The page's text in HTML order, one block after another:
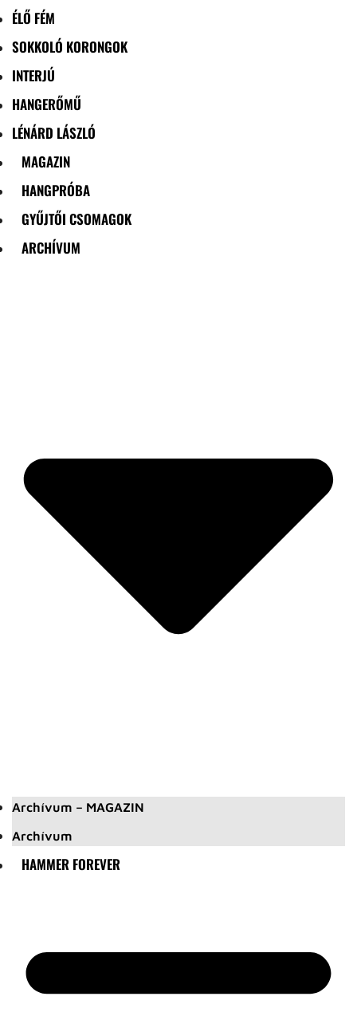
ÉLŐ FÉM
SOKKOLÓ KORONGOK
INTERJÚ
HANGERŐMŰ
LÉNÁRD LÁSZLÓ
MAGAZIN
HANGPRÓBA
GYŰJTŐI CSOMAGOK
ARCHÍVUM
Archívum – MAGAZIN
Archívum
HAMMER FOREVER